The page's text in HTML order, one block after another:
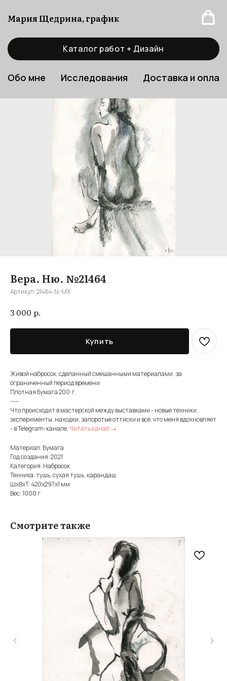
Мария Щедрина, график
Каталог работ + Дизайн
Обо мне Исследования Доставка и
Вера. Ню. №21464
Артикул:21464-N-MX
3 000 р.
Купить
Живой набросок, сделанный смешанными материалами, за
ограниченный период времени
Плотная бумага 200 г.
-----
Что происходит в мастерской между выставками - новые техники,
эксперименты, находки, запоротые оттиски и всё, что меня вдохновляет
- в Telegram-канале. Читать канал →
Материал: Бумага
Год создания: 2021
Категория: Набросок
Техника: тушь, сухая тушь, карандаш
ШxВxТ: 420x297x1 мм
Вес: 1000 г
Смотрите также